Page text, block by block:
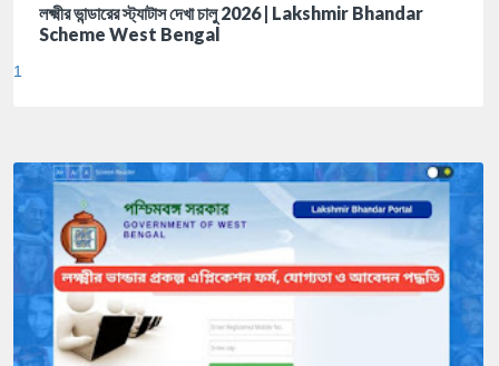
লক্ষ্মীর ভান্ডারের স্ট্যাটাস দেখা চালু 2026 | Lakshmir Bhandar
Scheme West Bengal
1